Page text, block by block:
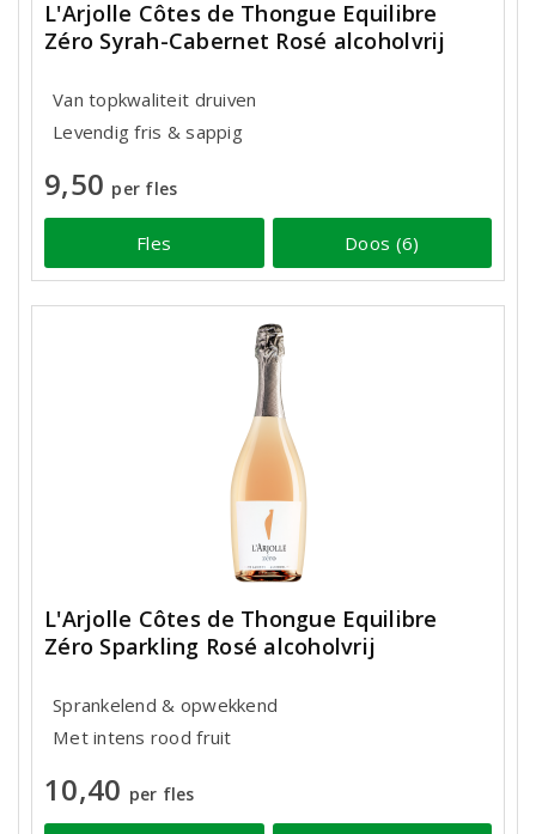
L'Arjolle Côtes de Thongue Equilibre
Zéro Syrah-Cabernet Rosé alcoholvrij
Van topkwaliteit druiven
Levendig fris & sappig
9,50 per fles
Fles Doos (6)
L'Arjolle Côtes de Thongue Equilibre
Zéro Sparkling Rosé alcoholvrij
Sprankelend & opwekkend
Met intens rood fruit
10,40 per fles